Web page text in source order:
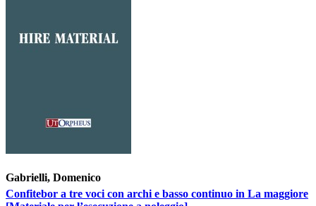
Gabrielli, Domenico
Confitebor a tre voci con archi e basso continuo in La maggiore